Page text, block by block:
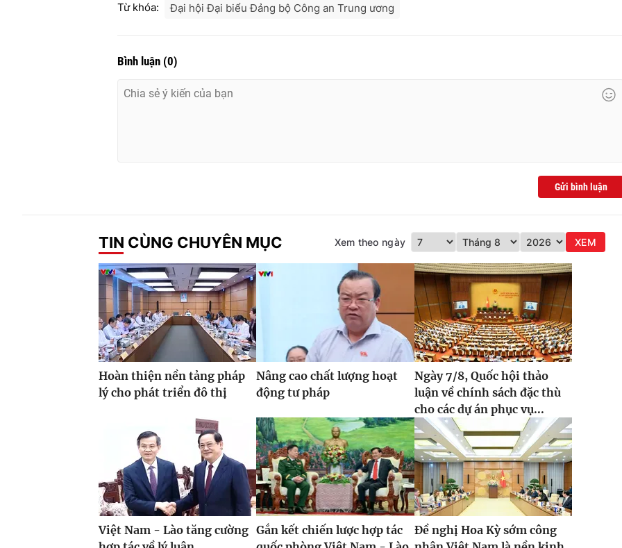
Từ khóa: Đại hội Đại biểu Đảng bộ Công an Trung ương
Bình luận (0)
Gửi bình luận
TIN CÙNG CHUYÊN MỤC Xem theo ngày XEM
Hoàn thiện nền tảng pháp
lý cho phát triển đô thị
Nâng cao chất lượng hoạt
động tư pháp
Ngày 7/8, Quốc hội thảo
luận về chính sách đặc thù
cho các dự án phục vụ...
Việt Nam - Lào tăng cường Gắn kết chiến lược hợp tác
Đề nghị Hoa Kỳ sớm công